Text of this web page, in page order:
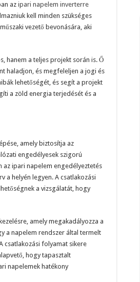
azipari napelem inverterre
kell minden szükséges
vezető bevonására, aki
hanem a teljes projekt során is. Ő
haladjon, és megfeleljen a jogi és
lehetőségét, és segít a projekt
a zöld energia terjedését és a
amely biztosítja az
engedélyesek szigorú
az ipari napelem engedélyeztetés
a helyén legyen. A csatlakozási
a vizsgálatát, hogy
amely megakadályozza a
a napelem rendszer által termelt
csatlakozási folyamat sikere
hogy tapasztalt
napelemek hatékony